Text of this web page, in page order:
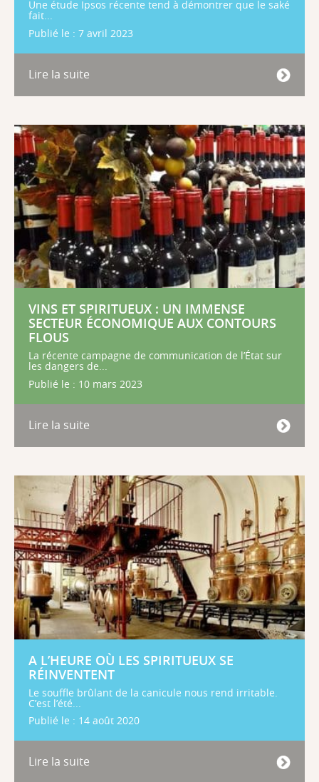
Une étude Ipsos récente tend à démontrer que le saké
fait...
Publié le : 7 avril 2023
Lire la suite
VINS ET SPIRITUEUX : UN IMMENSE
SECTEUR ÉCONOMIQUE AUX CONTOURS
FLOUS
La récente campagne de communication de l’État sur
les dangers de...
Publié le : 10 mars 2023
Lire la suite
A L’HEURE OÙ LES SPIRITUEUX SE
RÉINVENTENT
Le souffle brûlant de la canicule nous rend irritable.
C’est l’été...
Publié le : 14 août 2020
Lire la suite